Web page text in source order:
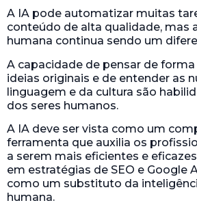
A IA pode automatizar muitas
conteúdo de alta qualidade, mas
humana continua sendo um
A capacidade de pensar de
ideias originais e de entender as
linguagem e da cultura são
dos seres humanos.
A IA deve ser vista como um
ferramenta que auxilia os
a serem mais eficientes e
em estratégias de SEO e Google
como um substituto da
humana.